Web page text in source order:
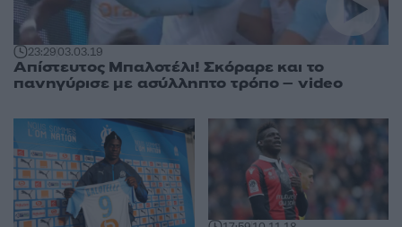
23:2903.03.19
Απίστευτος Μπαλοτέλι! Σκόραρε και το
πανηγύρισε με ασύλληπτο τρόπο – video